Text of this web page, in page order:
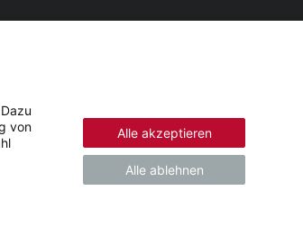
von
Alle akzeptieren
Alle ablehnen